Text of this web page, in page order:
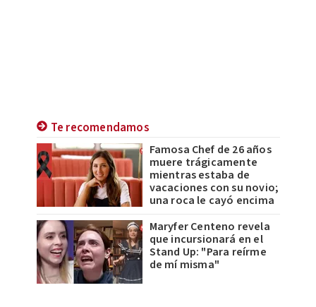
Te recomendamos
Famosa Chef de 26 años
muere trágicamente
mientras estaba de
vacaciones con su novio;
una roca le cayó encima
Maryfer Centeno revela
que incursionará en el
Stand Up: "Para reírme
de mí misma"